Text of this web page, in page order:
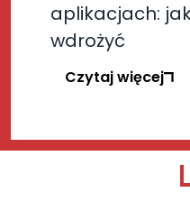
aplikacjach:
wdrożyć
Czytaj więcej